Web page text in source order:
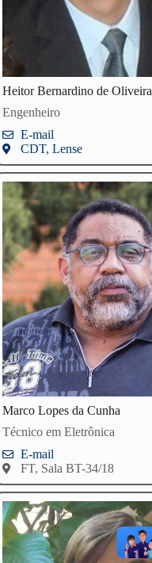
Heitor Bernardino de Oliveira
Engenheiro
E-mail
CDT, Lense
Marco Lopes da Cunha
Técnico em Eletrônica
E-mail
FT, Sala BT-34/18